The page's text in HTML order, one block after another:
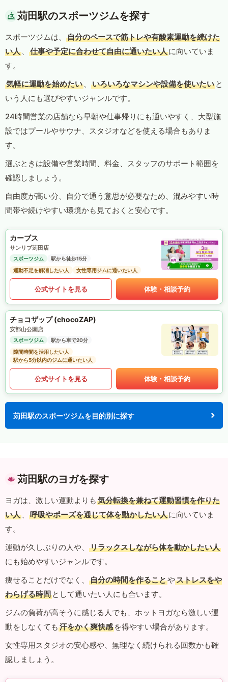
苅田駅のスポーツジムを探す
スポーツジムは、
自分のペースで筋トレや有酸素運動を続けた
い人 、 仕事や予定に合わせて自由に通いたい人に向いていま
す。
気軽に運動を始めたい 、 いろいろなマシンや設備を使いたい と
いう人にも選びやすいジャンルです。
24時間営業の店舗なら早朝や仕事帰りにも通いやすく、大型施
設ではプールやサウナ、スタジオなどを使える場合もありま
す。
選ぶときは設備や営業時間、料金、スタッフのサポート範囲を
確認しましょう。
自由度が高い分、自分で通う意思が必要なため、混みやすい時
間帯や続けやすい環境かも見ておくと安心です。
カーブス
サンリブ苅田店
スポーツジム
駅から徒歩15分
運動不足を解消したい人
女性専用ジムに通いたい人
公式サイトを見る 体験・相談予約
チョコザップ (chocoZAP)
安部山公園店
スポーツジム
駅から車で20分
隙間時間を活用したい人
駅から5分以内のジムに通いたい人
公式サイトを見る 体験・相談予約
苅田駅のスポーツジムを目的別に探す
苅田駅のヨガを探す
ヨガは、激しい運動よりも 気分転換を兼ねて運動習慣を作りた
い人 、 呼吸やポーズを通じて体を動かしたい人に向いていま
す。
運動が久しぶりの人や、
リラックスしながら体を動かしたい人
にも始めやすいジャンルです。
痩せることだけでなく、
自分の時間を作ることやストレスをや
わらげる時間 として通いたい人にも合います。
ジムの負荷が高そうに感じる人でも、ホットヨガなら激しい運
動をしなくても 汗をかく爽快感 を得やすい場合があります。
女性専用スタジオの安心感や、無理なく続けられる回数かも確
認しましょう。